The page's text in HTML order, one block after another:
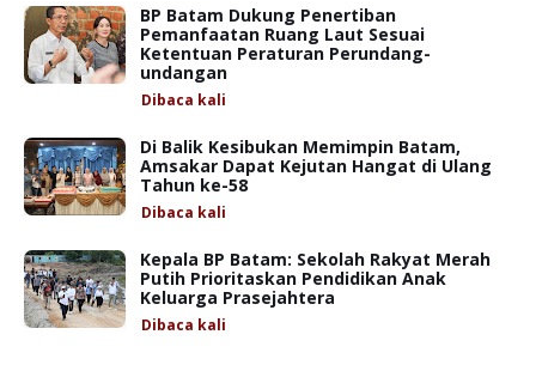
BP Batam Dukung Penertiban
Pemanfaatan Ruang Laut Sesuai
Ketentuan Peraturan Perundang-
undangan
Dibaca kali
Di Balik Kesibukan Memimpin Batam,
Amsakar Dapat Kejutan Hangat di Ulang
Tahun ke-58
Dibaca kali
Kepala BP Batam: Sekolah Rakyat Merah
Putih Prioritaskan Pendidikan Anak
Keluarga Prasejahtera
Dibaca kali